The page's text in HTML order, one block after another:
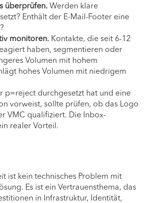
überprüfen. Werden klare
Enthält der E-Mail-Footer eine
monitoren. Kontakte, die seit 6-12
haben, segmentieren oder
Volumen mit hohem
hohes Volumen mit niedrigem
p=reject durchgesetzt hat und eine
vorweist, sollte prüfen, ob das Logo
VMC qualifiziert. Die Inbox-
realer Vorteil.
ist kein technisches Problem mit
Es ist ein Vertrauensthema, das
in Infrastruktur, Identität,